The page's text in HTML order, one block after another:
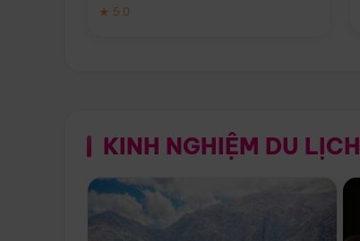
★ 5.0
KINH NGHIỆM DU LỊCH